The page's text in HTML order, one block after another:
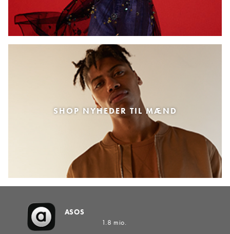
SHOP NYHEDER TIL MÆND
ASOS
1.8 mio.